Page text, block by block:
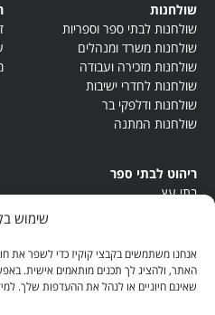
שימוש
אנחנו משתמשים בקבצי קוקיז כדי לשפר את
האתר, ולהציג לך תכנים מותאמים אישית.
שאינם חיוניים או לנהל את ההעדפות שלך.
שולחנות
שולחנות לבתי ספר וספריות
שולחנות משרד ומנהלים
שולחנות מזכירה ועבודה
שולחנות לחדרי ישיבות
שולחנות ודלפקי בר
שולחנות המתנה
ריהוט לבתי ספר
בתי עץ
ריהוט מונטסורי
ריהוט אנתרופוסופי